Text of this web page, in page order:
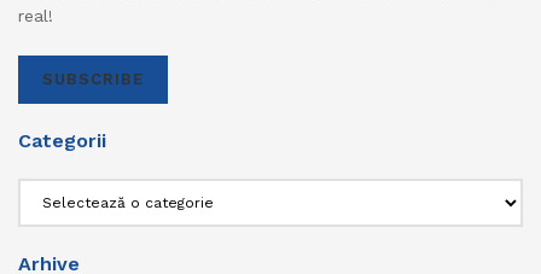
real!
SUBSCRIBE
Categorii
Arhive